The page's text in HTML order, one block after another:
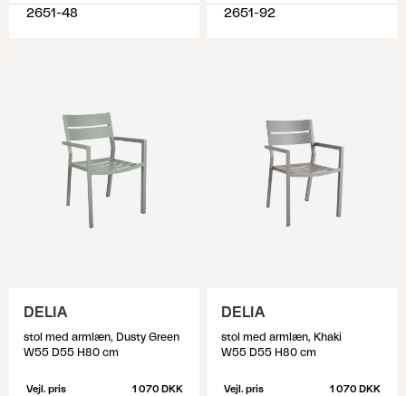
2651-48 2651-92
DELIA
stol med armlæn, Dusty Green
W55 D55 H80 cm
Vejl. pris 1 070 DKK
DELIA
stol med armlæn, Khaki
W55 D55 H80 cm
Vejl. pris 1 070 DKK